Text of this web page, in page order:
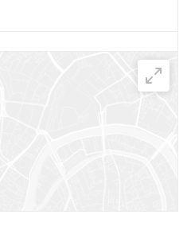
Железноводская, 30Д,